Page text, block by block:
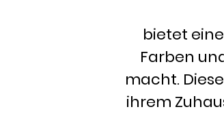
bietet
Farben
macht.
ihrem